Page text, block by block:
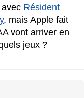
Résident
, mais Apple fait
vont arriver en
jeux ?